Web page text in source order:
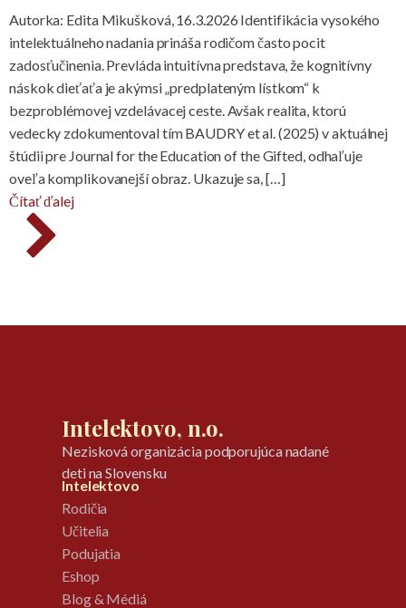
Autorka: Edita Mikušková, 16.3.2026 Identifikácia vysokého
intelektuálneho nadania prináša rodičom často pocit
zadosťučinenia. Prevláda intuitívna predstava, že kognitívny
náskok dieťaťa je akýmsi „predplateným lístkom“ k
bezproblémovej vzdelávacej ceste. Avšak realita, ktorú
vedecky zdokumentoval tím BAUDRY et al. (2025) v aktuálnej
štúdii pre Journal for the Education of the Gifted, odhaľuje
oveľa komplikovanejší obraz. Ukazuje sa, […]
Čítať ďalej
Intelektovo, n.o.
Nezisková organizácia podporujúca nadané
deti na Slovensku
Intelektovo
Rodičia
Učitelia
Podujatia
Eshop
Blog & Médiá